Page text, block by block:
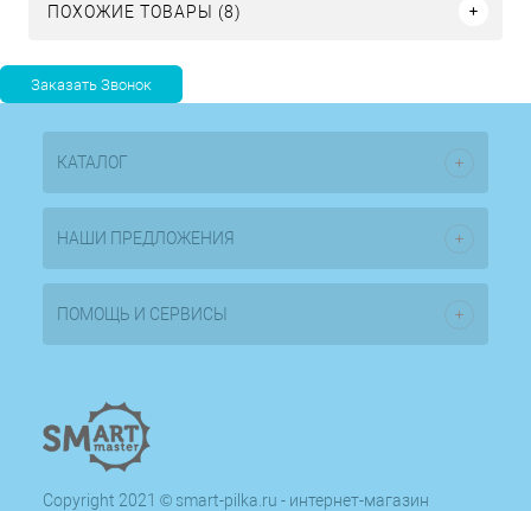
ПОХОЖИЕ ТОВАРЫ (8)
КАТАЛОГ
НАШИ ПРЕДЛОЖЕНИЯ
ПОМОЩЬ И СЕРВИСЫ
Copyright 2021 © smart-pilka.ru - интернет-магазин